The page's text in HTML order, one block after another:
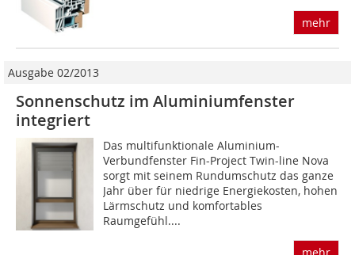
mehr
Ausgabe 02/2013
Sonnenschutz im Aluminiumfenster
integriert
Das multifunktionale Aluminium-
Verbundfenster Fin-Project Twin-line Nova
sorgt mit seinem Rundumschutz das ganze
Jahr über für niedrige Energiekosten, hohen
Lärmschutz und komfortables
Raumgefühl....